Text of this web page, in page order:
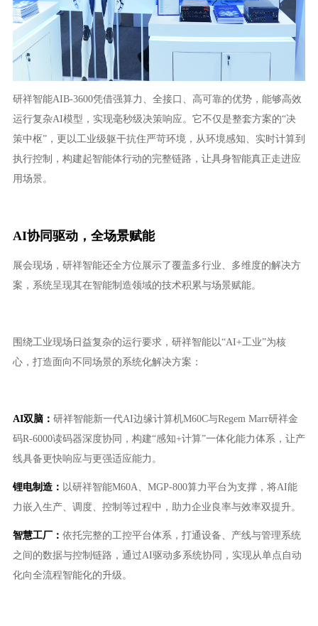
研祥智能AIB-3600凭借强算力、全接口、高可靠的优势，能够高效
运行复杂AI模型，实现毫秒级决策响应。它不仅是整套方案的“决
策中枢”，更以工业级躯干抗住严苛环境，从环境感知、实时计算到
执行控制，构建起智能体行动的完整链路，让具身智能真正走进应
用场景。
AI协同驱动，全场景赋能
展会现场，研祥智能还全方位展示了覆盖多行业、多维度的解决方
案，系统呈现其在智能制造领域的技术积累与场景赋能。
围绕工业现场日益复杂的运行要求，研祥智能以“AI+工业”为核
心，打造面向不同场景的系统化解决方案：
AI双脑： 研祥智能新一代AI边缘计算机M60C与Regem Marr研祥金
码R-6000读码器深度协同，构建“感知+计算”一体化能力体系，让产
线具备更快响应与更强适应能力。
锂电制造： 以研祥智能M60A、MGP-800算力平台为支撑，将AI能
力嵌入生产、调度、控制等过程中，助力企业良率与效率双提升。
智慧工厂： 依托完整的工控平台体系，打通设备、产线与管理系统
之间的数据与控制链路，通过AI驱动多系统协同，实现从单点自动
化向全流程智能化的升级。